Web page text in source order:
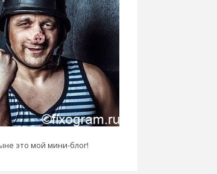
это мой мини-блог!